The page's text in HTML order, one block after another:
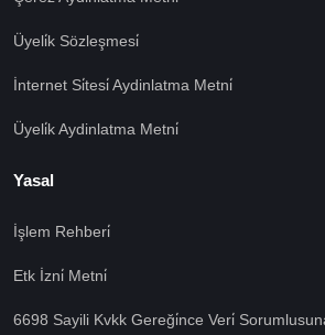
Üyeli̇k Sözleşmesi̇
İnternet Si̇tesi̇ Aydinlatma Metni̇
Üyeli̇k Aydinlatma Metni̇
Yasal
İşlem Rehberi̇
Etk İzni̇ Metni̇
6698 Sayili Kvkk Gereği̇nce Veri̇
🍪 Çerez Kullanıyoruz!
Sizlere daha iyi hizmet vermek amacı